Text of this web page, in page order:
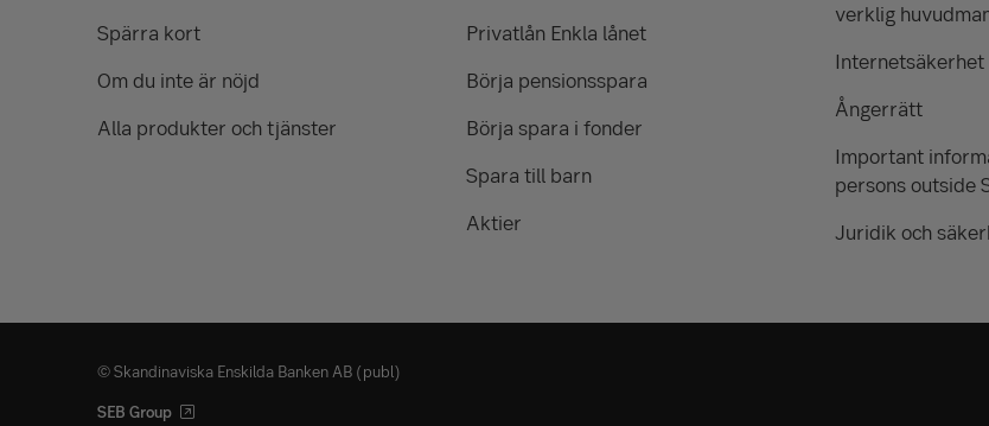
Spärra kort
Om du inte är nöjd
Alla produkter och tjänster
Privatlån Enkla lånet
Börja pensionsspara
Börja spara i fonder
Spara till barn
Aktier
verklig
Internetsäkerhet
Ångerrätt
Important
persons outside
Juridik och
© Skandinaviska Enskilda Banken AB (publ)
SEB Group